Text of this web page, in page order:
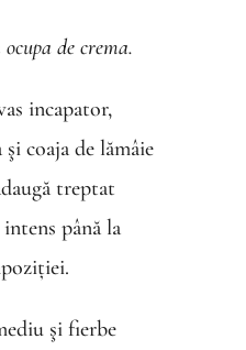
de crema.
incapator,
coaja de lămâie
treptat
până la
şi fierbe